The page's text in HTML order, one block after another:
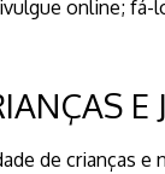
online; fá-
E
de crianças